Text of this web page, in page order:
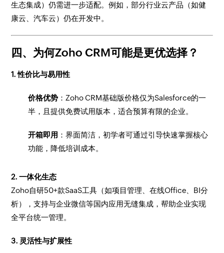
生态集成）仍需进一步适配。例如，部分行业云产品（如健
康云、汽车云）仍在开发中。
四、为何Zoho CRM可能是更优选择？
1. 性价比与易用性
价格优势 ：Zoho CRM基础版价格仅为Salesforce的一
半，且提供免费试用版本，适合预算有限的企业。
开箱即用 ：界面简洁，初学者可通过引导快速掌握核心
功能，降低培训成本。
2. 一体化生态
Zoho自研50+款SaaS工具（如项目管理、在线Office、BI分
析），支持与企业微信等国内应用无缝集成，帮助企业实现
全平台统一管理。
3. 灵活性与扩展性